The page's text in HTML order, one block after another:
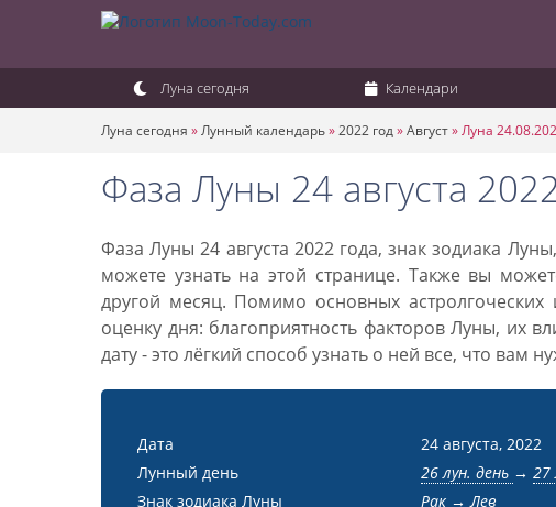
Луна сегодня Календари
Луна сегодня »Лунный календарь»2022 год»Август»Луна
Фаза Луны 24 августа
Фаза Луны 24 августа 2022 года, знак зодиака
можете узнать на этой странице. Также вы
другой месяц. Помимо основных
оценку дня: благоприятность факторов Луны, их
дату - это лёгкий способ узнать о ней все, что вам
Дата
24 августа, 2022
Лунный день
26 лун. день → 27
Знак зодиака Луны
Рак→Лев